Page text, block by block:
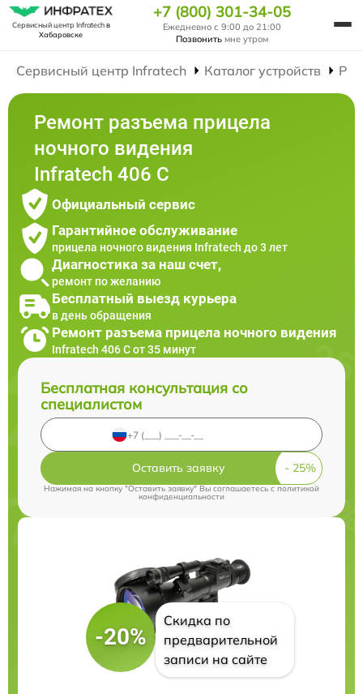
Сервисный центр Infratechв
Хабаровске
+7 (800) 301-34-05
Ежедневно с 9:00 до 21:00
Позвонить мне утром
Сервисный центр Infratech Каталог устройств
Ремонт разъема прицела
ночного видения
Infratech 406 С
Официальный сервис
Гарантийное обслуживание
прицела ночного видения Infratech до 3 лет
Диагностика за наш счет,
ремонт по желанию
Бесплатный выезд курьера
в день обращения
Ремонт разъема прицела ночного видения
Infratech 406 С от 35 минут
Бесплатная консультация со
специалистом
Оставить заявку
Нажимая на кнопку "Оставить заявку" Вы соглашаетесь cполитикой
конфиденциальности
-20%
Скидка по
предварительной
записи на сайте